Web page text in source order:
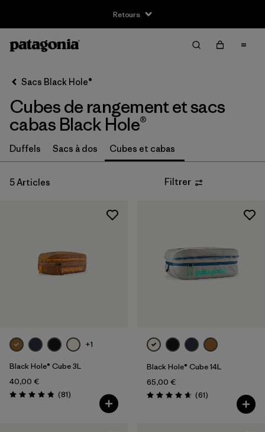
Retours
Filtrer par
Taille
Taille Unique (5)
Filtrer par
Genre
Filtrer par
Couleur
Filtrer par
Famille de produits
Filtrer par
Volume
Sacs Black Hole®
Cubes de rangement et sacs
cabas Black Hole®
Duffels Sacs à dos Cubes et cabas
5 Articles Filtrer
+1
Black Hole® Cube 3L
40,00 €
Évaluation: 4.8 / 5
(81Avis
)
Black Hole® Cube 14L
65,00 €
Évaluation: 4.7 / 5
(61Avis
)